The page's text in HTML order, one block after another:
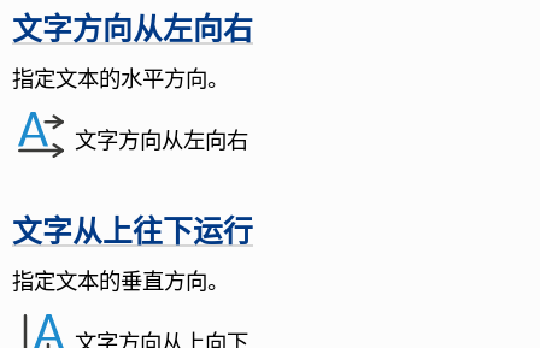
文字方向从左向右
指定文本的水平方向。
文字方向从左向右
文字从上往下运行
指定文本的垂直方向。
文字方向从上向下